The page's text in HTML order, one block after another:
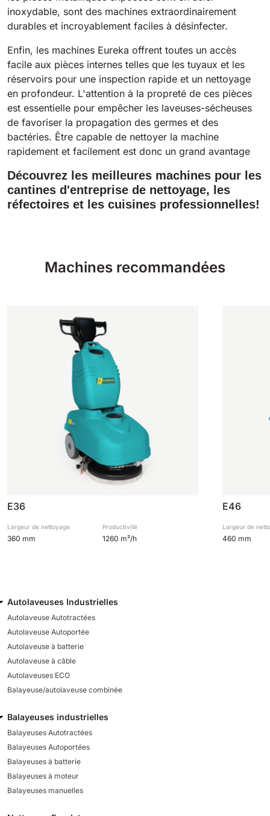
inoxydable, sont des machines extraordinairement
durables et incroyablement faciles à désinfecter.
Enfin, les machines Eureka offrent toutes un accès
facile aux pièces internes telles que les tuyaux et les
réservoirs pour une inspection rapide et un nettoyage
en profondeur. L'attention à la propreté de ces pièces
est essentielle pour empêcher les laveuses-sécheuses
de favoriser la propagation des germes et des
bactéries. Être capable de nettoyer la machine
rapidement et facilement est donc un grand avantage
Découvrez les meilleures machines pour les
cantines d'entreprise de nettoyage, les
réfectoires et les cuisines professionnelles!
Machines recommandées
E36
Largeur de nettoyage
360 mm
Productivité
1260 m²/h
E46
Largeur de
460 mm
Autolaveuses Industrielles
Autolaveuse Autotractées
Autolaveuse Autoportée
Autolaveuse à batterie
Autolaveuse à câble
Autolaveuses ECO
Balayeuse/autolaveuse combinée
Balayeuses industrielles
Balayeuses Autotractées
Balayeuses Autoportées
Balayeuses à batterie
Balayeuses à moteur
Balayeuses manuelles